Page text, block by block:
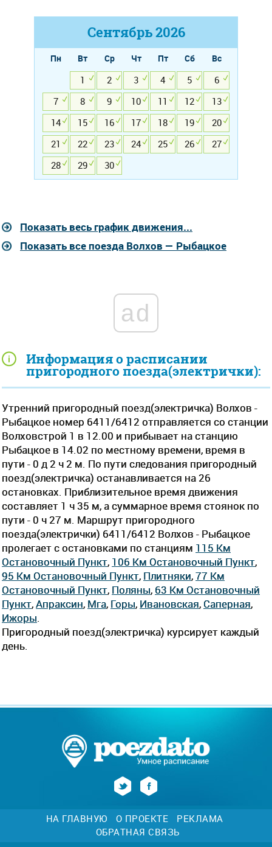
Информация о расписании
пригородного поезда(электрички):
Утренний пригородный поезд(электричка) Волхов -
Рыбацкое номер 6411/6412 отправляется со станции
Волховстрой 1 в 12.00 и прибывает на станцию
Рыбацкое в 14.02 по местному времени, время в
пути - 0 д 2 ч 2 м. По пути следования пригородный
поезд(электричка) останавливается на 26
остановках. Приблизительное время движения
составляет 1 ч 35 м, а суммарное время стоянок по
пути - 0 ч 27 м. Маршрут пригородного
поезда(электрички) 6411/6412 Волхов - Рыбацкое
пролегает c остановками по станциям 115 Км
Остановочный Пункт, 106 Км Остановочный Пункт,
95 Км Остановочный Пункт, Плитняки,77 Км
Остановочный Пункт, Поляны, 63 Км Остановочный
Пункт,Апраксин, Мга, Горы, Ивановская, Саперная,
Ижоры
Пригородный поезд(электричка) курсирует каждый
день.
Сентябрь2026
Пн Вт Ср Чт Пт Сб
Вс
1
2 3 4 5
6
7
8 9 10 11 12
13
14
15 16 17 18 19
20
21
22 23 24 25 26
27
28
29 30
Показать весь график движения...
Показать все поезда Волхов — Рыбацкое
ad
НА ГЛАВНУЮ О ПРОЕКТЕ
РЕКЛАМА
ОБРАТНАЯ СВЯЗЬ